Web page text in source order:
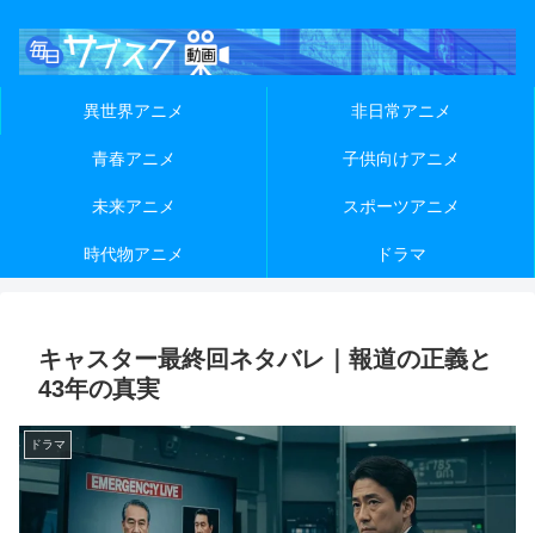
異世界アニメ 非日常アニメ
青春アニメ 子供向けアニメ
未来アニメ スポーツアニメ
時代物アニメ ドラマ
キャスター最終回ネタバレ｜報道の正義と
43年の真実
ドラマ